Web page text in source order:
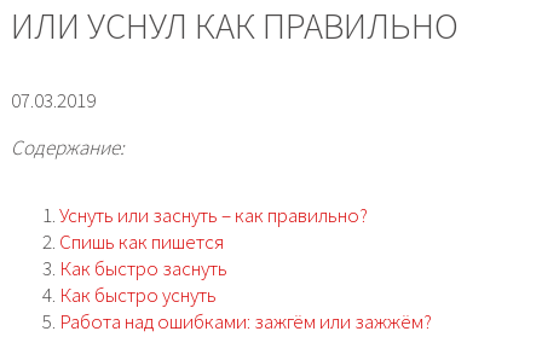
ИЛИ УСНУЛ КАК ПРАВИЛЬНО
07.03.2019
Содержание:
Уснуть или заснуть – как правильно?
Спишь как пишется
Как быстро заснуть
Как быстро уснуть
Работа над ошибками: зажгём или зажжём?